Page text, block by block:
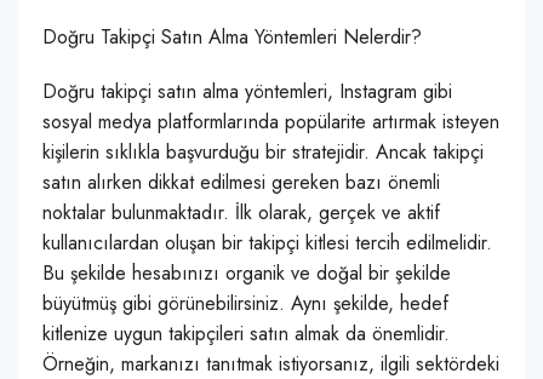
Doğru Takipçi Satın Alma Yöntemleri Nelerdir?
Doğru takipçi satın alma yöntemleri, Instagram gibi
sosyal medya platformlarında popülarite artırmak isteyen
kişilerin sıklıkla başvurduğu bir stratejidir. Ancak takipçi
satın alırken dikkat edilmesi gereken bazı önemli
noktalar bulunmaktadır. İlk olarak, gerçek ve aktif
kullanıcılardan oluşan bir takipçi kitlesi tercih edilmelidir.
Bu şekilde hesabınızı organik ve doğal bir şekilde
büyütmüş gibi görünebilirsiniz. Aynı şekilde, hedef
kitlenize uygun takipçileri satın almak da önemlidir.
Örneğin, markanızı tanıtmak istiyorsanız, ilgili sektördeki